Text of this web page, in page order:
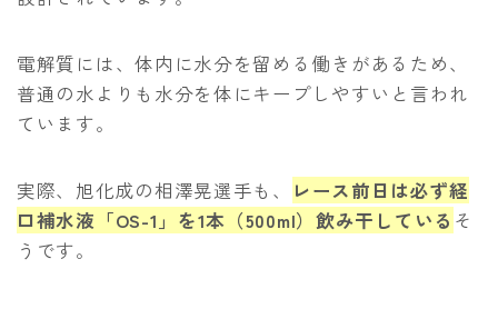
電解質には、体内に水分を留める働きがあるため、
普通の水よりも水分を体にキープしやすいと言われ
ています。
実際、旭化成の相澤晃選手も、
レース前日は必ず経
口補水液「OS-1」を1本（500ml）飲み干している そ
うです。